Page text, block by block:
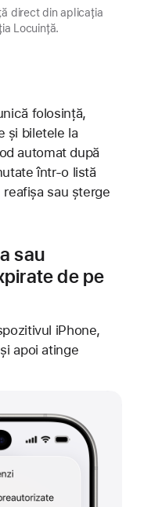
direct din aplicația
Locuință.
folosință,
și biletele la
automat după
într-o listă
sau șterge
sau
de pe
iPhone,
apoi atinge